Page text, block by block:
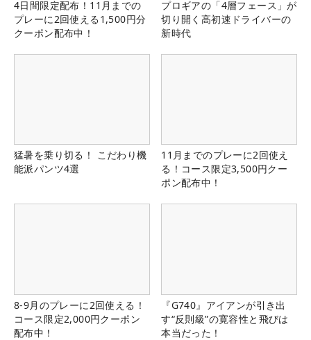
4日間限定配布！11月までの
プレーに2回使える1,500円分
クーポン配布中！
プロギアの「4層フェース」が
切り開く高初速ドライバーの
新時代
猛暑を乗り切る！ こだわり機
能派パンツ4選
11月までのプレーに2回使え
る！コース限定3,500円クー
ポン配布中！
8-9月のプレーに2回使える！
コース限定2,000円クーポン
配布中！
『G740』アイアンが引き出
す“反則級”の寛容性と飛びは
本当だった！